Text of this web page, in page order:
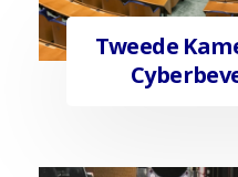
Tweede